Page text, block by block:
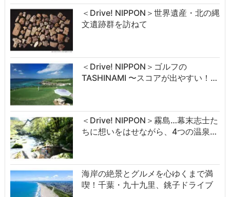
＜Drive! NIPPON＞世界遺産・北の縄
文遺跡群を訪ねて
＜Drive! NIPPON＞ゴルフの
TASHINAMI 〜スコアが出やすい！…
＜Drive! NIPPON＞霧島…幕末志士た
ちに想いをはせながら、4つの温泉…
海岸の絶景とグルメを心ゆくまで満
喫！千葉・九十九里、銚子ドライブ